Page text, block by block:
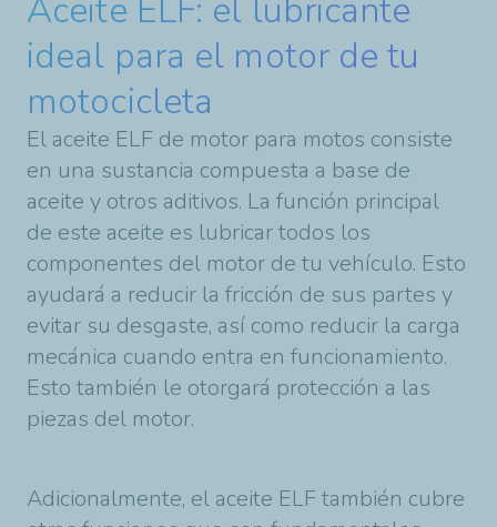
Aceite ELF: el lubricante
ideal para el motor de tu
motocicleta
El aceite ELF de motor para motos consiste
en una sustancia compuesta a base de
aceite y otros aditivos. La función principal
de este aceite es lubricar todos los
componentes del motor de tu vehículo. Esto
ayudará a reducir la fricción de sus partes y
evitar su desgaste, así como reducir la carga
mecánica cuando entra en funcionamiento.
Esto también le otorgará protección a las
piezas del motor.
Adicionalmente, el aceite ELF también cubre